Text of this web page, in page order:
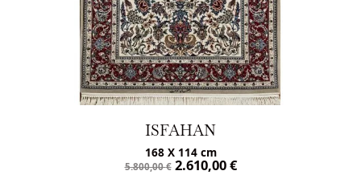
ISFAHAN
168 X 114 cm
5.800,00€ 2.610,00€